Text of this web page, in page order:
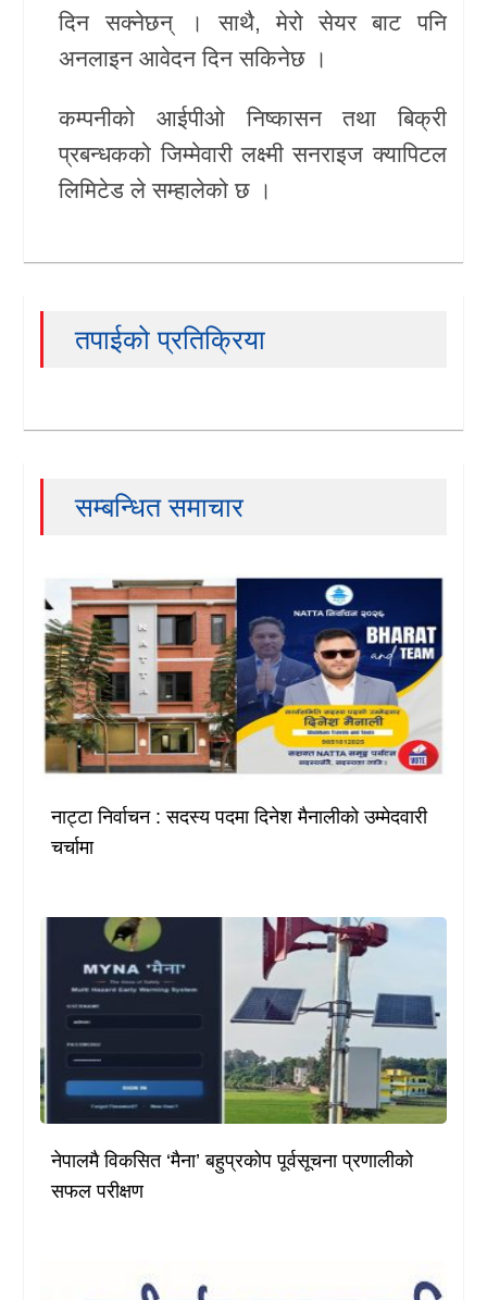
दिन सक्नेछन् । साथै,मेरो सेयरबाट पनि
अनलाइन आवेदन दिन सकिनेछ ।
कम्पनीको आईपीओ निष्कासन तथा बिक्री
प्रबन्धकको जिम्मेवारीलक्ष्मी सनराइज क्यापिटल
लिमिटेड ले सम्हालेको छ ।
तपाईको प्रतिक्रिया
सम्बन्धित समाचार
नाट्टा निर्वाचन : सदस्य पदमा दिनेश मैनालीको उम्मेदवारी
चर्चामा
नेपालमै विकसित ‘मैना’ बहुप्रकोप पूर्वसूचना प्रणालीको
सफल परीक्षण